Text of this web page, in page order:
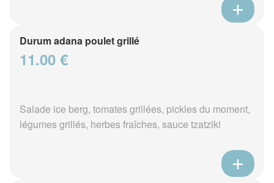
Durum adana poulet grillé
11.00 €
Salade ice berg, tomates grillées, pickles du moment,
légumes grillés, herbes fraîches, sauce tzatziki